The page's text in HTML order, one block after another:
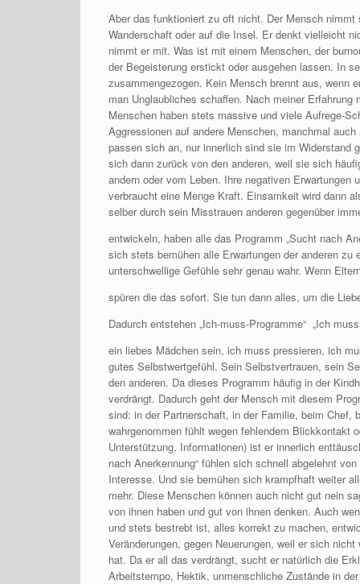
Aber das funktioniert zu oft nicht. Der Mensch
Wanderschaft oder auf die Insel. Er denkt vielleicht
nimmt er mit. Was ist mit einem Menschen, der
der Begeisterung erstickt oder ausgehen lassen. In
zusammengezogen. Kein Mensch brennt aus, wenn
man Unglaubliches schaffen. Nach meiner
Menschen haben stets massive und viele Aufrege-
Aggressionen auf andere Menschen, manchmal
passen sich an, nur innerlich sind sie im Widerstand
sich dann zurück von den anderen, weil sie sich
andern oder vom Leben. Ihre negativen
verbraucht eine Menge Kraft. Einsamkeit wird dann
selber durch sein Misstrauen anderen gegenüber
entwickeln, haben alle das Programm „Sucht nach
sich stets bemühen alle Erwartungen der anderen
unterschwellige Gefühle sehr genau wahr. Wenn
spüren die das sofort. Sie tun dann alles, um die
Dadurch entstehen „Ich-muss-Programme“ „Ich
ein liebes Mädchen sein, ich muss pressieren, ich
gutes Selbstwertgefühl. Sein Selbstvertrauen, sein
den anderen. Da dieses Programm häufig in der
verdrängt. Dadurch geht der Mensch mit diesem
sind: in der Partnerschaft, in der Familie, beim
wahrgenommen fühlt wegen fehlendem Blickkontakt
Unterstützung, Informationen) ist er innerlich
nach Anerkennung“ fühlen sich schnell abgelehnt
Interesse. Und sie bemühen sich krampfhaft weiter
mehr. Diese Menschen können auch nicht gut nein
von ihnen haben und gut von ihnen denken. Auch
und stets bestrebt ist, alles korrekt zu machen,
Veränderungen, gegen Neuerungen, weil er sich
hat. Da er all das verdrängt, sucht er natürlich die
Arbeitstempo, Hektik, unmenschliche Zustände in